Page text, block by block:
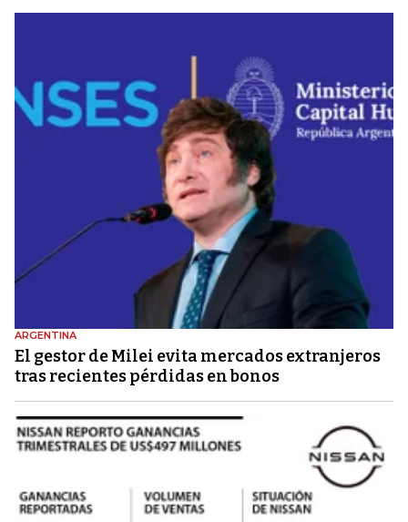
ARGENTINA
El gestor de Milei evita mercados extranjeros
tras recientes pérdidas en bonos